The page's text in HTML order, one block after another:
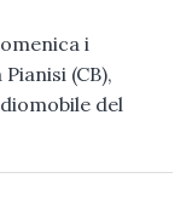
i
(CB),
del